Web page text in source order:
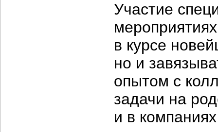
Участие
в курсе
но и
опытом с
задачи на
и в